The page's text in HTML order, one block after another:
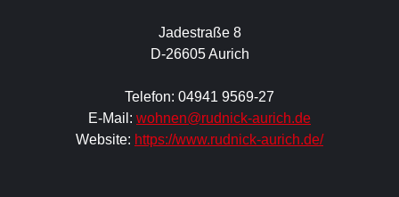
Jadestraße 8
D-26605 Aurich
Telefon: 04941 9569-27
E-Mail: wohnen@rudnick-aurich.de
Website: https://www.rudnick-aurich.de/